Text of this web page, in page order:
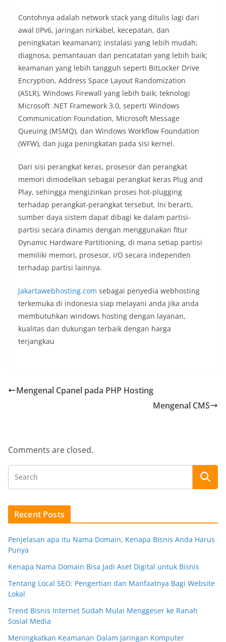
Contohnya adalah network stack yang ditulis lagi dari
awal (IPv6, jaringan nirkabel, kecepatan, dan
peningkatan keamanan); instalasi yang lebih mudah;
diagnosa, pemantauan dan pencatatan yang lebih baik;
keamanan yang lebih tangguh seperti BitLocker Drive
Encryption, Address Space Layout Randomization
(ASLR), Windows Firewall yang lebih baik; teknologi
Microsoft .NET Framework 3.0, seperti Windows
Communication Foundation, Microsoft Message
Queuing (MSMQ), dan Windows Workflow Foundation
(WFW), dan juga peningkatan pada sisi kernel.
Dari sisi perangkat keras, prosesor dan perangkat
memori dimodelkan sebagai perangkat keras Plug and
Play, sehingga mengizinkan proses hot-plugging
terhadap perangkat-perangkat tersebut. Ini berarti,
sumber daya sistem dapat dibagi ke dalam partisi-
partisi secara dinamis dengan menggunakan fitur
Dynamic Hardware Partitioning, di mana setiap partisi
memiliki memori, prosesor, I/O secara independen
terhadap partisi lainnya.
Jakartawebhosting.com sebagai penyedia webhosting
terkemuka di indonesia siap melayani anda jika anda
membutuhkan windows hosting dengan layanan,
kualitas dan dukungan terbaik dengan harga
terjangkau
Mengenal Cpanel pada PHP Hosting
Mengenal CMS
Comments are closed.
Recent Posts
Penjelasan apa itu Nama Domain, Kenapa Bisnis Anda Harus
Punya
Kenapa Nama Domain Bisa Jadi Aset Digital untuk Bisnis
Tentang Local SEO: Pengertian dan Manfaatnya Bagi Website
Lokal
Trend Bisnis Internet Sudah Mulai Menggeser ke Ranah
Sosial Media
Meningkatkan Keamanan Dalam Jaringan Komputer